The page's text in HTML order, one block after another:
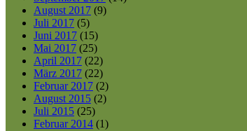
August 2017 (9)
Juli 2017 (5)
Juni 2017 (15)
Mai 2017 (25)
April 2017 (22)
März 2017 (22)
Februar 2017 (2)
August 2015 (2)
Juli 2015 (25)
Februar 2014 (1)